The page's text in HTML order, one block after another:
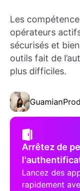
Les
opérateurs
sécurisés et
outils fait de
plus difficiles.
Guamian
Arrêtez de
Lancez des
rapidement